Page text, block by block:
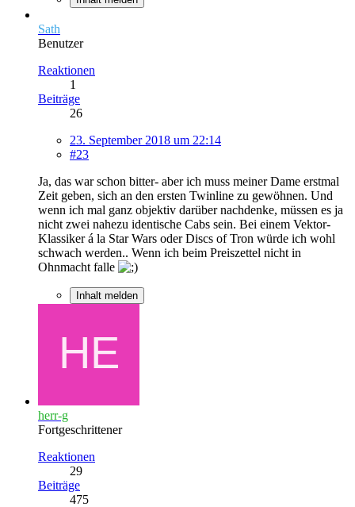
Sath
Benutzer
Reaktionen
1
Beiträge
26
23. September 2018 um 22:14
#23
Ja, das war schon bitter- aber ich muss meiner Dame erstmal
Zeit geben, sich an den ersten Twinline zu gewöhnen. Und
wenn ich mal ganz objektiv darüber nachdenke, müssen es ja
nicht zwei nahezu identische Cabs sein. Bei einem Vektor-
Klassiker á la Star Wars oder Discs of Tron würde ich wohl
schwach werden.. Wenn ich beim Preiszettel nicht in
Ohnmacht falle
Inhalt melden
herr-g
Fortgeschrittener
Reaktionen
29
Beiträge
475